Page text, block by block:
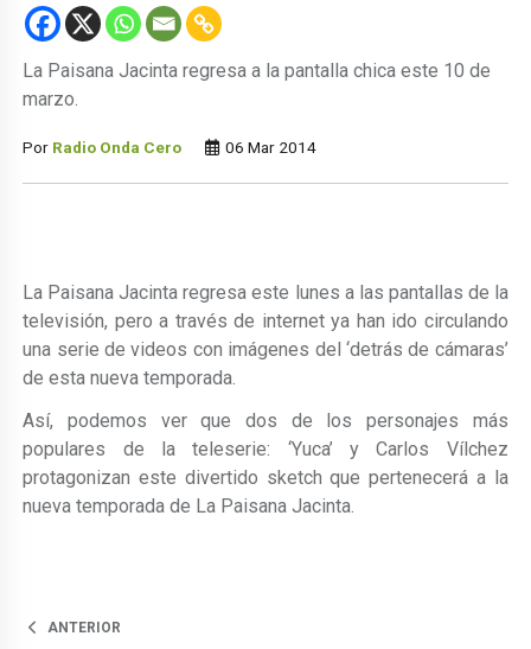
La Paisana Jacinta regresa a la pantalla chica este 10 de
marzo.
Por Radio Onda Cero 06 Mar 2014
La Paisana Jacinta regresa este lunes a las pantallas de la
televisión, pero a través de internet ya han ido circulando
una serie de videos con imágenes del ‘detrás de cámaras’
de esta nueva temporada.
Así, podemos ver que dos de los personajes más
populares de la teleserie: ‘Yuca’ y Carlos Vílchez
protagonizan este divertido sketch que pertenecerá a la
nueva temporada de La Paisana Jacinta.
ANTERIOR